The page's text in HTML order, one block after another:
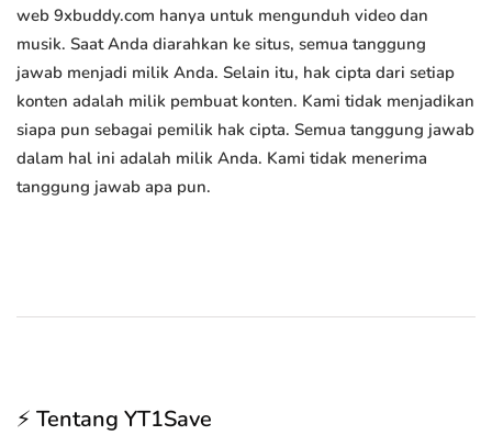
web 9xbuddy.com hanya untuk mengunduh video dan
musik. Saat Anda diarahkan ke situs, semua tanggung
jawab menjadi milik Anda. Selain itu, hak cipta dari setiap
konten adalah milik pembuat konten. Kami tidak menjadikan
siapa pun sebagai pemilik hak cipta. Semua tanggung jawab
dalam hal ini adalah milik Anda. Kami tidak menerima
tanggung jawab apa pun.
⚡ Tentang YT1Save